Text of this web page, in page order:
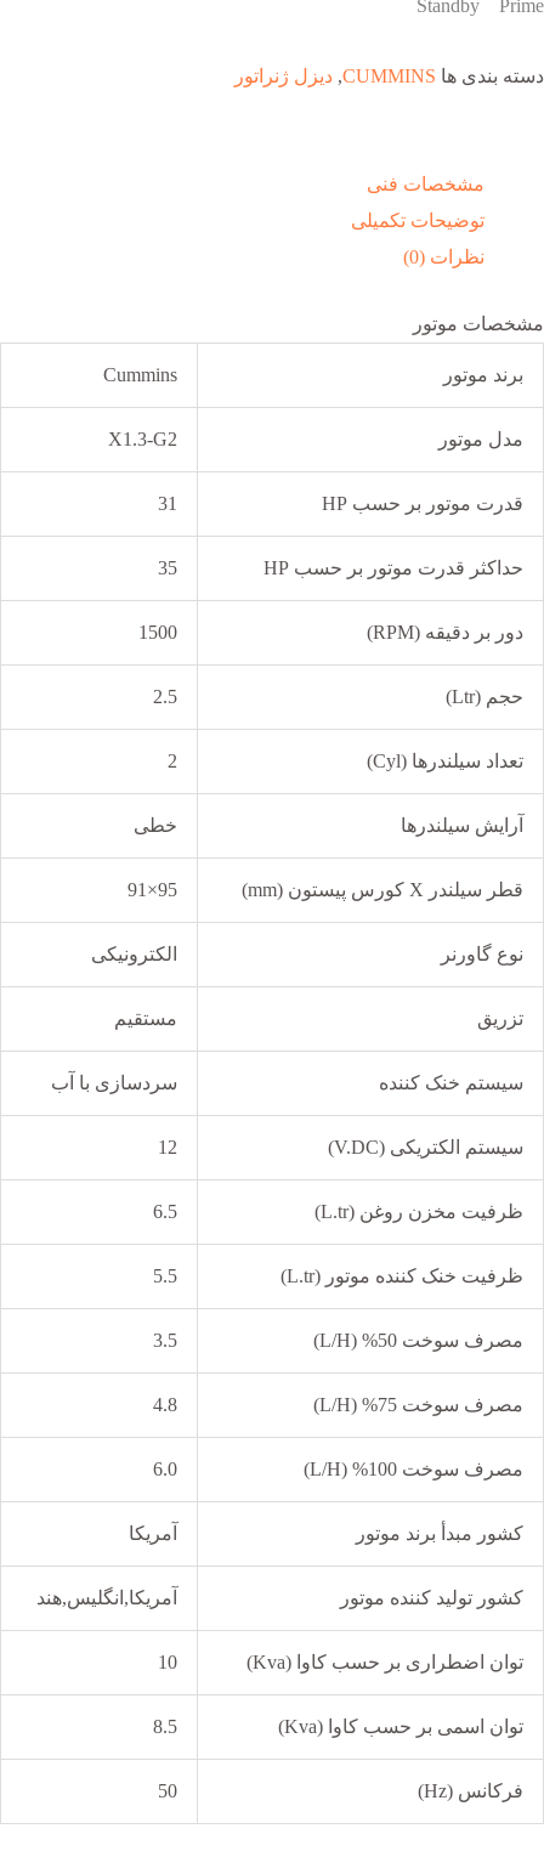
Standby Prime
دسته بندی ها CUMMINS
, دیزل ژنراتور
مشخصات فنی
توضیحات تکمیلی
نظرات (0)
مشخصات موتور
برند موتور Cummins
مدل موتور X1.3-G2
قدرت موتور بر حسب HP 31
حداکثر قدرت موتور بر حسب HP 35
دور بر دقیقه (RPM) 1500
حجم (Ltr) 2.5
تعداد سیلندرها (Cyl) 2
آرایش سیلندرها خطی
قطر سیلندر X کورس پیستون (mm) 95×91
نوع گاورنر الکترونیکی
تزریق مستقیم
سیستم خنک کننده سردسازی با آب
سیستم الکتریکی (V.DC) 12
ظرفیت مخزن روغن (L.tr) 6.5
ظرفیت خنک کننده موتور (L.tr) 5.5
مصرف سوخت 50% (L/H) 3.5
مصرف سوخت 75% (L/H) 4.8
مصرف سوخت 100% (L/H) 6.0
کشور مبدأ برند موتور آمریکا
کشور تولید کننده موتور آمریکا,انگلیس,هند
توان اضطراری بر حسب کاوا (Kva) 10
توان اسمی بر حسب کاوا (Kva) 8.5
فرکانس (Hz) 50